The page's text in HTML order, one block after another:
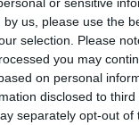
us, please use the
selection. Please
you may
on personal
disclosed to
separately opt-out of
Blaumut lidera el
Festes
31 de juliol de 2026